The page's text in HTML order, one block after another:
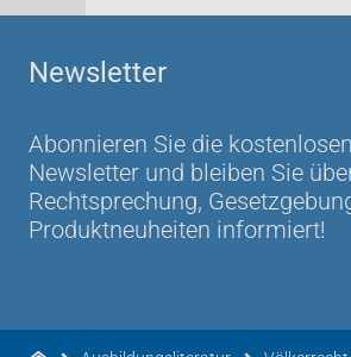
Gelegenheit, die frisch
Newsletter
Abonnieren Sie die
Newsletter und bleiben Sie
Rechtsprechung,
Produktneuheiten informiert!